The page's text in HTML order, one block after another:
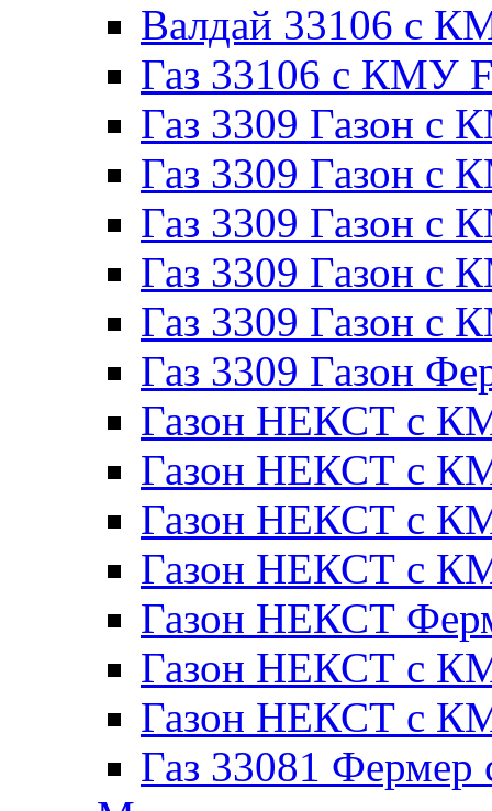
Валдай 33106 с
Газ 33106 с КМУ
Газ 3309 Газон с
Газ 3309 Газон с
Газ 3309 Газон с
Газ 3309 Газон с
Газ 3309 Газон с
Газ 3309 Газон
Газон НЕКСТ с
Газон НЕКСТ с
Газон НЕКСТ с
Газон НЕКСТ с
Газон НЕКСТ
Газон НЕКСТ с
Газон НЕКСТ с
Газ 33081